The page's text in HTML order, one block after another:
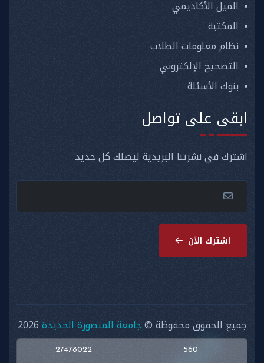
الميل الأكاديمي
المكتبة
نظام معلومات الطلاب
التصحيح الإلكتروني
بنوك الأسئلة
ابقى على تواصل
اشترك في نشرتنا البريدية ليصلك كل جديد
اشترك الآن
جميع الحقوق محفوظة ©جامعة المنصورة الجديدة2026
560
27478022